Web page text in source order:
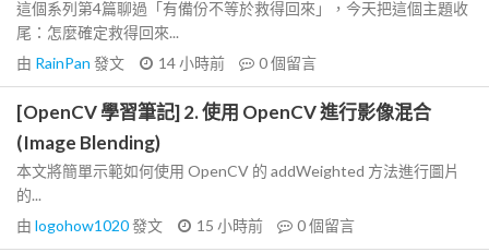
這個系列第4篇聊過「有備份不等於救得回來」，今天把這個主題收
尾：怎麼確定救得回來...
由 RainPan 發文 14 小時前 0個留言
[OpenCV 學習筆記] 2. 使用 OpenCV 進行影像混合
(Image Blending)
本文將簡單示範如何使用 OpenCV 的 addWeighted 方法進行圖片
的...
由 logohow1020發文 15 小時前 0個留言